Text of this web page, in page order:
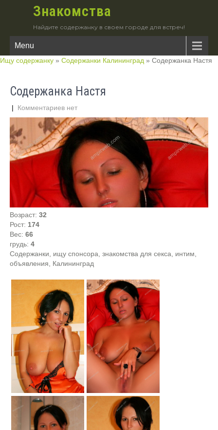
Знакомства
Найдите содержанку в своем городе для встреч!
Menu
Ищу содержанку » Содержанки Калининград » Содержанка Настя
Содержанка Настя
| Комментариев нет
Возраст: 32
Рост: 174
Вес: 66
грудь: 4
Содержанки, ищу спонсора, знакомства для секса, интим,
объявления, Калининград